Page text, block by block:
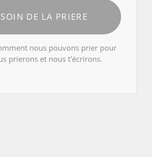
DE LA PRIERE
nous pouvons prier pour
prierons et nous t'écrirons.